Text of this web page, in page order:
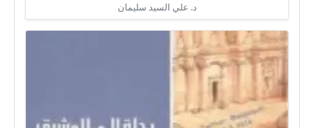
د. علي السيد سليمان